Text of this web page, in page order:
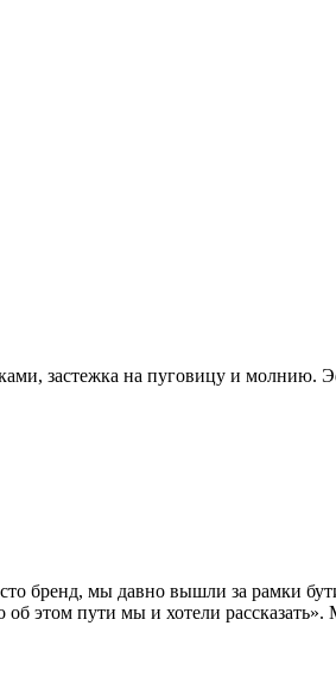
застежка на пуговицу и молнию.
бренд, мы давно вышли за рамки
этом пути мы и хотели